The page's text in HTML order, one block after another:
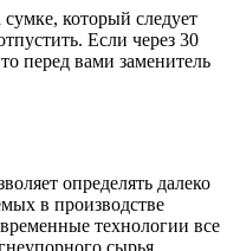
который следует
Если через 30
перед вами заменитель
определять далеко
в производстве
технологии все